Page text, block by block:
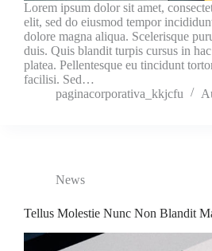
Lorem ipsum dolor sit amet,
elit, sed do eiusmod tempor
dolore magna aliqua. Scelerisque
duis. Quis blandit turpis cursus in hac
platea. Pellentesque eu tincidunt
facilisi. Sed…
paginacorporativa_kkjcfu
News
Tellus Molestie Nunc Non Blandit